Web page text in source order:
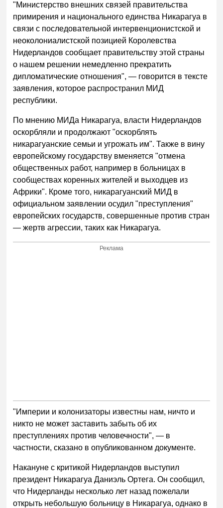
"Министерство внешних связей правительства
примирения и национального единства Никарагуа в
связи с последовательной интервенционистской и
неоколониалистской позицией Королевства
Нидерландов сообщает правительству этой страны
о нашем решении немедленно прекратить
дипломатические отношения", — говорится в тексте
заявления, которое распространил МИД
республики.
По мнению МИДа Никарагуа, власти Нидерландов
оскорбляли и продолжают "оскорблять
никарагуанские семьи и угрожать им". Также в вину
европейскому государству вменяется "отмена
общественных работ, например в больницах в
сообществах коренных жителей и выходцев из
Африки". Кроме того, никарагуанский МИД в
официальном заявлении осудил "преступления"
европейских государств, совершенные против стран
— жертв агрессии, таких как Никарагуа.
Реклама
"Империи и колонизаторы известны нам, ничто и
никто не может заставить забыть об их
преступлениях против человечности", — в
частности, сказано в опубликованном документе.
Накануне с критикой Нидерландов выступил
президент Никарагуа Даниэль Ортега. Он сообщил,
что Нидерланды несколько лет назад пожелали
открыть небольшую больницу в Никарагуа, однако в